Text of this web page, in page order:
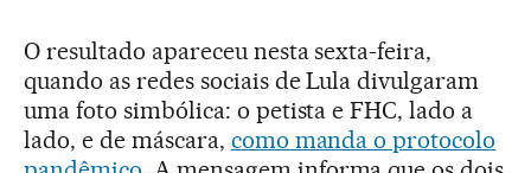
O resultado apareceu nesta sexta-feira,
quando as redes sociais de Lula divulgaram
uma foto simbólica: o petista e FHC, lado a
lado, e de máscara, como manda o protocolo